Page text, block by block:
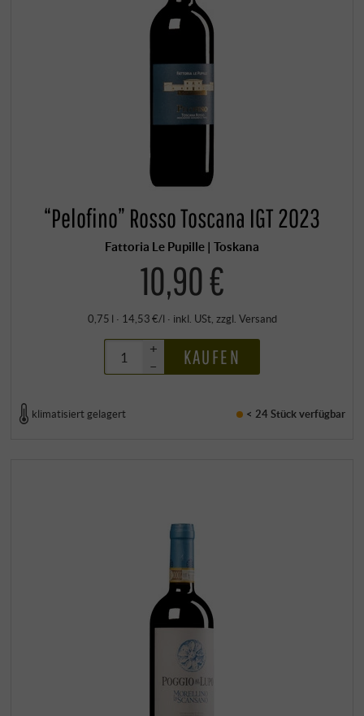
“Pelofino” Rosso Toscana IGT 2023
Fattoria Le Pupille | Toskana
10,90 €
0,75 l · 14,53 €/l · inkl. USt, zzgl. Versand
+
–
KAUFEN
klimatisiert gelagert < 24 Stückverfügbar